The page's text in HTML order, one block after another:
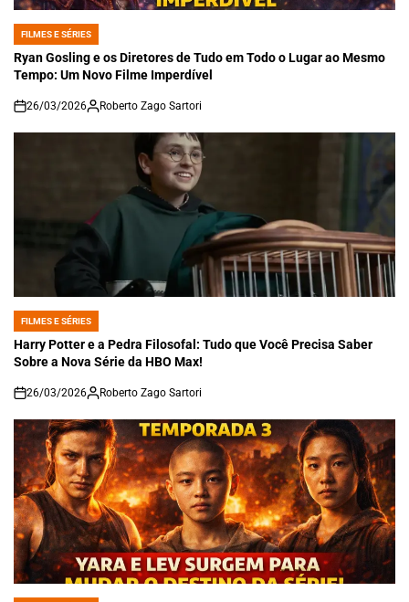
POSTED
IN
FILMES E SÉRIES
Ryan Gosling e os Diretores de Tudo em Todo o Lugar ao Mesmo
Tempo: Um Novo Filme Imperdível
on
26/03/2026 Roberto Zago Sartori
POSTED
IN
FILMES E SÉRIES
Harry Potter e a Pedra Filosofal: Tudo que Você Precisa Saber
Sobre a Nova Série da HBO Max!
on
26/03/2026 Roberto Zago Sartori